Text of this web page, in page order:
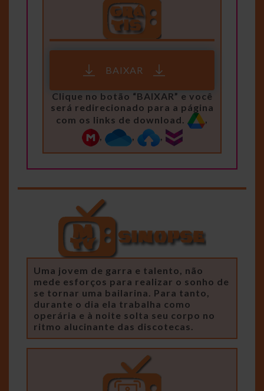
BAIXAR
Clique no botão “BAIXAR” e você
será redirecionado para a página
com os links de download.
,
,
Uma jovem de garra e talento, não
mede esforços para realizar o sonho de
se tornar uma bailarina. Para tanto,
durante o dia ela trabalha como
operária e à noite solta seu corpo no
ritmo alucinante das discotecas.